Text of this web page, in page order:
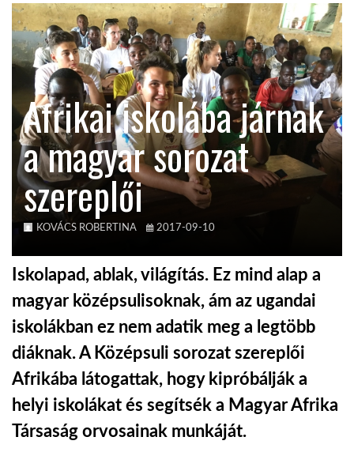
HÍR3D
TROPICALMAGAZIN
GLOBOTV
AFRIKA TUDÁSTÁR
A NAP SZÉPE
LINKTR.EE
GLOBOZSARU
DOBRAVERO.HU
LATIMO.HU
Afrikai iskolába járnak
a magyar sorozat
szereplői
KOVÁCS ROBERTINA 2017-09-10
Iskolapad, ablak, világítás. Ez mind alap a
magyar középsulisoknak, ám az ugandai
iskolákban ez nem adatik meg a legtöbb
diáknak. A Középsuli sorozat szereplői
Afrikába látogattak, hogy kipróbálják a
helyi iskolákat és segítsék a Magyar Afrika
Társaság orvosainak munkáját.